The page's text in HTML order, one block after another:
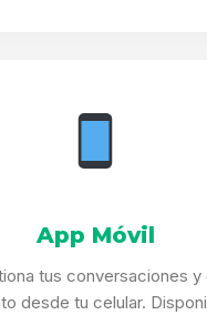
App Móvil
tus conversaciones y
desde tu celular.